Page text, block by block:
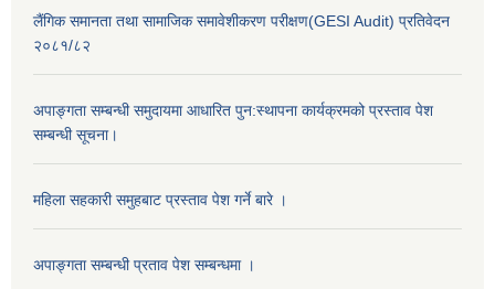
लैंगिक समानता तथा सामाजिक समावेशीकरण परीक्षण(GESI Audit) प्रतिवेदन
२०८१/८२
अपाङ्गता सम्बन्धी समुदायमा आधारित पुन:स्थापना कार्यक्रमको प्रस्ताव पेश
सम्बन्धी सूचना।
महिला सहकारी समुहबाट प्रस्ताव पेश गर्ने बारे ।
अपाङ्गता सम्बन्धी प्रताव पेश सम्बन्धमा ।